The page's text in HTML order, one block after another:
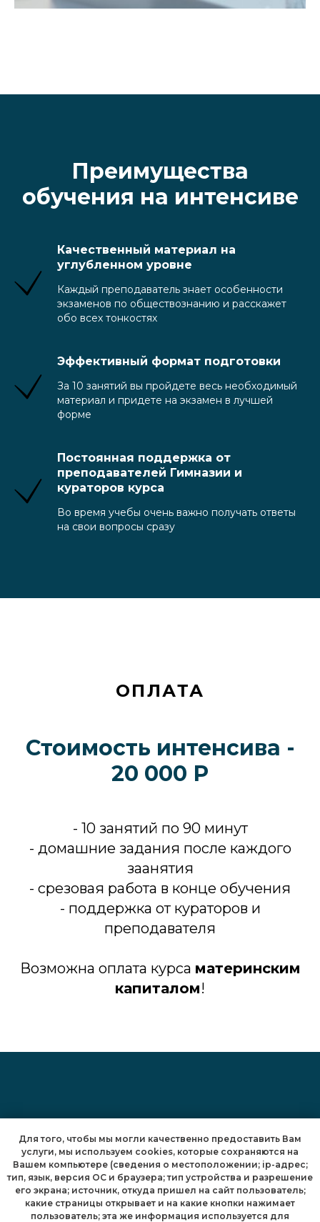
Для того, чтобы мы могли качественно предоставить Вам
услуги, мы используем cookies, которые сохраняются на
Вашем компьютере (сведения о местоположении; ip-адрес;
тип, язык, версия ОС и браузера; тип устройства и разрешение
его экрана; источник, откуда пришел на сайт пользователь;
какие страницы открывает и на какие кнопки нажимает
пользователь; эта же информация используется для
Преимущества
обучения на интенсиве
Качественный материал на
углубленном уровне
Каждый преподаватель знает особенности
экзаменов по обществознанию и расскажет
обо всех тонкостях
Эффективный формат подготовки
За 10 занятий вы пройдете весь необходимый
материал и придете на экзамен в лучшей
форме
Постоянная поддержка от
преподавателей Гимназии и
кураторов курса
Во время учебы очень важно получать ответы
на свои вопросы сразу
ОПЛАТА
Стоимость интенсива -
20 000 Р
- 10 занятий по 90 минут
- домашние задания после каждого
заанятия
- срезовая работа в конце обучения
- поддержка от кураторов и
преподавателя
Возможна оплата курса материнским
капиталом!
Наши контакты:
e-mail: distant@school.msu.ru
telergam: @DistantSchoolMsu